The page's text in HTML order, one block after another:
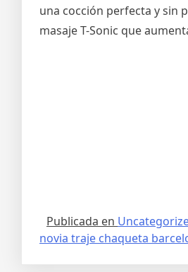
una cocción perfecta y sin
masaje T-Sonic que
Publicada en
novia traje chaqueta